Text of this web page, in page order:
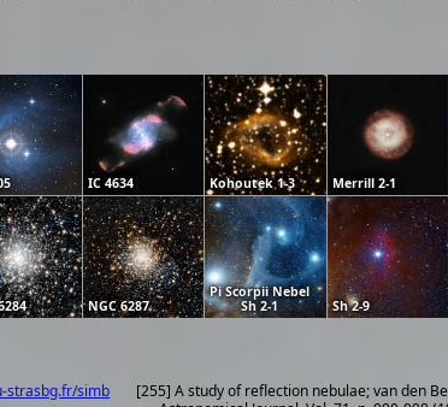
IC 4634 Kohoutek 1-3 Merrill 2-1
NGC 6287
Pi Scorpii Nebel
Sh 2-1
Sh 2-9
strasbg.fr/simb
[255] A study of reflection nebulae; van den